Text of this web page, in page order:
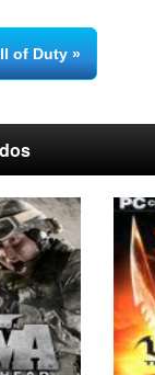
of Duty